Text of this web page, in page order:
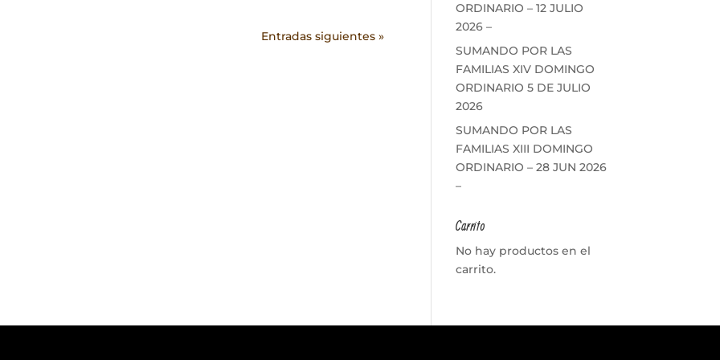
Entradas siguientes »
ORDINARIO – 12 JULIO
2026 –
SUMANDO POR LAS
FAMILIAS XIV DOMINGO
ORDINARIO 5 DE JULIO
2026
SUMANDO POR LAS
FAMILIAS XIII DOMINGO
ORDINARIO – 28 JUN 2026
–
Carrito
No hay productos en el
carrito.